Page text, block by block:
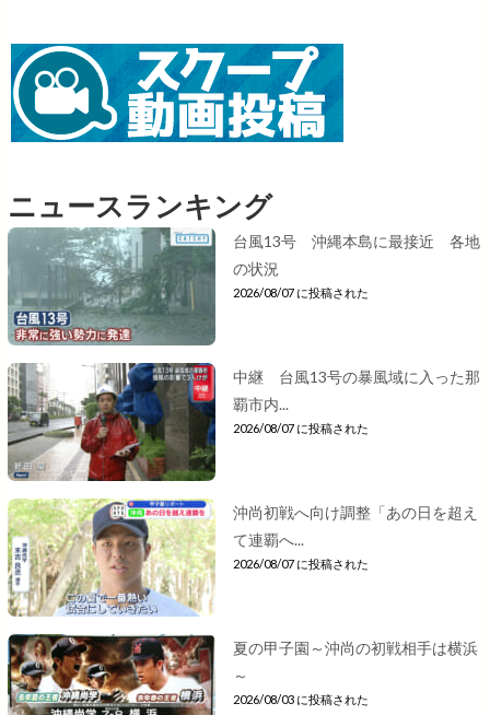
ニュースランキング
台風13号 沖縄本島に最接近 各地
の状況
2026/08/07 に投稿された
中継 台風13号の暴風域に入った那
覇市内...
2026/08/07 に投稿された
沖尚初戦へ向け調整「あの日を超え
て連覇へ...
2026/08/07 に投稿された
夏の甲子園～沖尚の初戦相手は横浜
～
2026/08/03 に投稿された